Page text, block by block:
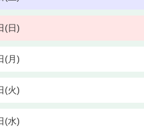
(日)
(月)
(火)
(水)